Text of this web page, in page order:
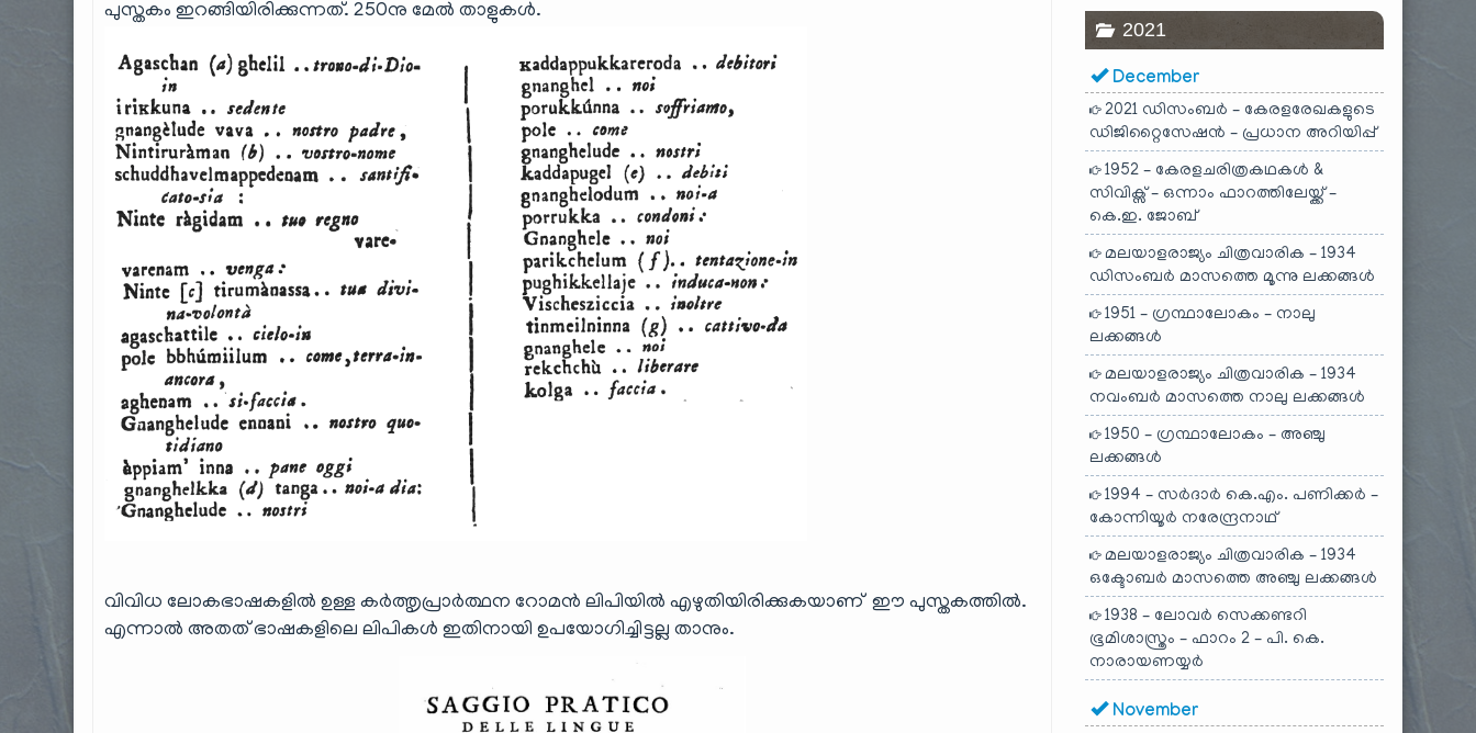
പുസ്തകം ഇറങ്ങിയിരിക്കുന്നത്. 250നു മേൽ താളുകൾ.
വിവിധ ലോകഭാഷകളിൽ ഉള്ള കർത്തൃപ്രാർത്ഥന റോമൻ ലിപിയിൽ എഴുതിയിരിക്കുകയാണ് ഈ പുസ്തകത്തിൽ.
എന്നാൽ അതത് ഭാഷകളിലെ ലിപികൾ ഇതിനായി ഉപയോഗിച്ചിട്ടല്ല താനും.
2021
December
2021 ഡിസംബർ – കേരളരേഖകളുടെ
ഡിജിറ്റൈസേഷൻ – പ്രധാന അറിയിപ്പ്
1952 – കേരളചരിത്രകഥകൾ &
സിവിക്സ് – ഒന്നാം ഫാറത്തിലേയ്ക്ക് –
കെ.ഇ. ജോബ്
മലയാളരാജ്യം ചിത്രവാരിക – 1934
ഡിസംബർ മാസത്തെ മൂന്നു ലക്കങ്ങൾ
1951 – ഗ്രന്ഥാലോകം – നാലു
ലക്കങ്ങൾ
മലയാളരാജ്യം ചിത്രവാരിക – 1934
നവംബർ മാസത്തെ നാലു ലക്കങ്ങൾ
1950 – ഗ്രന്ഥാലോകം – അഞ്ചു
ലക്കങ്ങൾ
1994 – സർദാർ കെ.എം. പണിക്കർ –
കോന്നിയൂർ നരേന്ദ്രനാഥ്
മലയാളരാജ്യം ചിത്രവാരിക – 1934
ഒക്ടോബർ മാസത്തെ അഞ്ചു ലക്കങ്ങൾ
1938 – ലോവർ സെക്കണ്ടറി
ഭൂമിശാസ്ത്രം – ഫാറം 2 – പി. കെ.
നാരായണയ്യർ
November